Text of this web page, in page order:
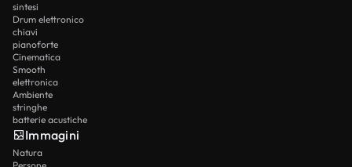
sintesi
Drum elettronico
chiavi
pianoforte
Cinematica
Smooth
elettronica
Ambiente
stringhe
batterie acustiche
Immagini
Natura